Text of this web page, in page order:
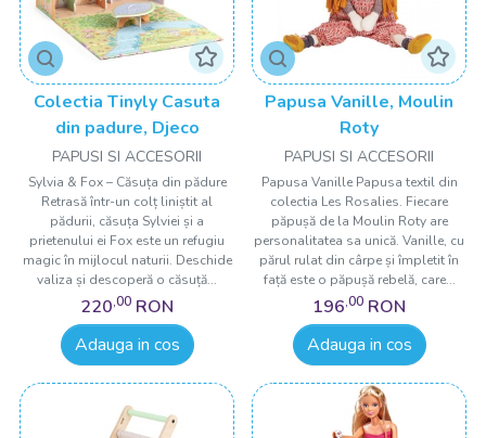
Indiferent că este vorba despre haine fabuloase, un bebe, o
cădiță, o măsuța de înfășat, o geantă de călătorie sau un
cărucior, jocul cu păpușile va deveni o adevărată poveste,
datorită acestor accesorii.
Așadar, oferă-i alături de păpușă, fetiței tale și accesorii
păpuși fabuloase, care să îi completeze colecția de jucării, și
să aducă un plus de valoare jocurilor ei.
Privește-i bucuria și lasă-te inspirată de creativitatea ei, în
timp de creează momente fidele din viață.
Colectia Tinyly Casuta
din padure, Djeco
PAPUSI SI ACCESORII
Sylvia & Fox – Căsuța din pădure
Retrasă într-un colț liniștit al
pădurii, căsuța Sylviei și a
prietenului ei Fox este un refugiu
magic în mijlocul naturii. Deschide
valiza și descoperă o căsuță...
220,00 RON
Adauga in cos
Papusa Vanille, Moulin
Roty
PAPUSI SI ACCESORII
Papusa Vanille Papusa textil din
colectia Les Rosalies. Fiecare
păpușă de la Moulin Roty are
personalitatea sa unică. Vanille, cu
părul rulat din cârpe și împletit în
față este o păpușă rebelă, care...
196,00 RON
Adauga in cos